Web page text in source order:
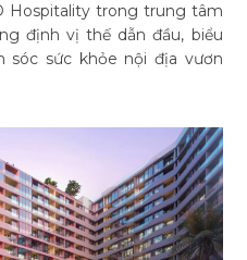
Hospitality trong trung tâm
định vị thế dẫn đầu, biểu
sóc sức khỏe nội địa vươn